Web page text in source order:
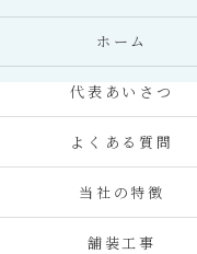
ホーム
代表あいさつ
よくある質問
当社の特徴
舗装工事